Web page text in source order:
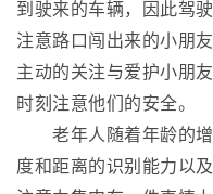
到驶来的车辆，因此驾
注意路口闯出来的小朋
主动的关注与爱护小朋
时刻注意他们的安全。
老年人随着年龄的增
度和距离的识别能力以